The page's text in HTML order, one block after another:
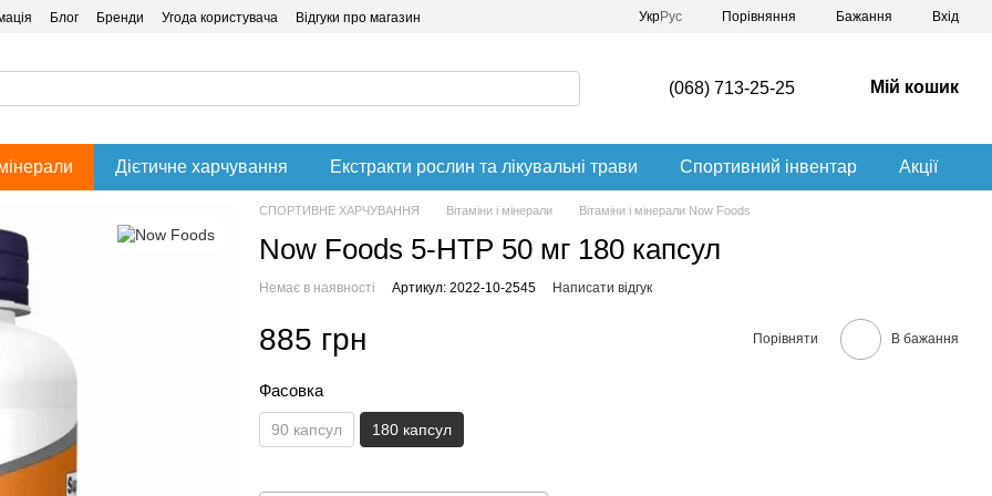
Блог Бренди Угода користувача Відгуки про магазин УкрРус Порівняння Бажання Вхід
(068) 713-25-25 Мій кошик
Дієтичне харчування Екстракти рослин та лікувальні трави Спортивний інвентар Акції
СПОРТИВНЕ ХАРЧУВАННЯ Вітаміни і мінерали Вітаміни і мінерали Now Foods
Now Foods 5-HTP 50 мг 180 капсул
Немає в наявності Артикул: 2022-10-2545 Написати відгук
885 грн Порівняти В бажання
Фасовка
90 капсул 180 капсул